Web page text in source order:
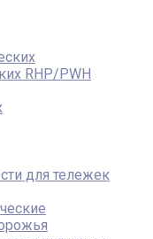
RHP/PWH
для тележек